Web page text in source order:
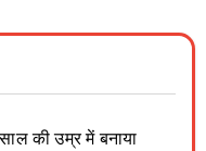
की उम्र में बनाया